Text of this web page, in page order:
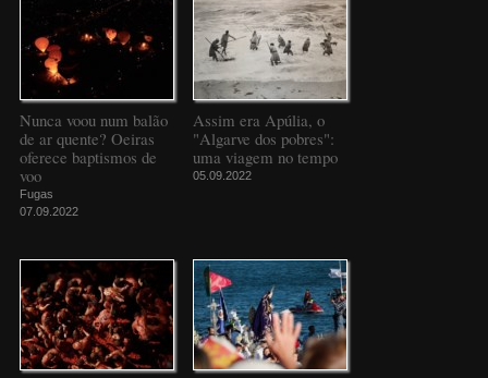
Nunca voou num balão
de ar quente? Oeiras
oferece baptismos de
voo
Fugas
07.09.2022
Assim era Apúlia, o
"Algarve dos pobres":
uma viagem no tempo
05.09.2022